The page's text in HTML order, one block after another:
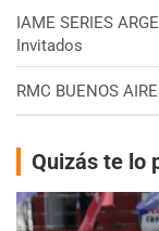
IAME SERIES
Invitados
RMC BUENOS
Quizás te lo